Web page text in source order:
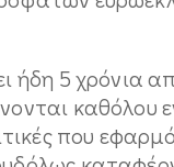
ήδη 5 χρόνια
καθόλου
που